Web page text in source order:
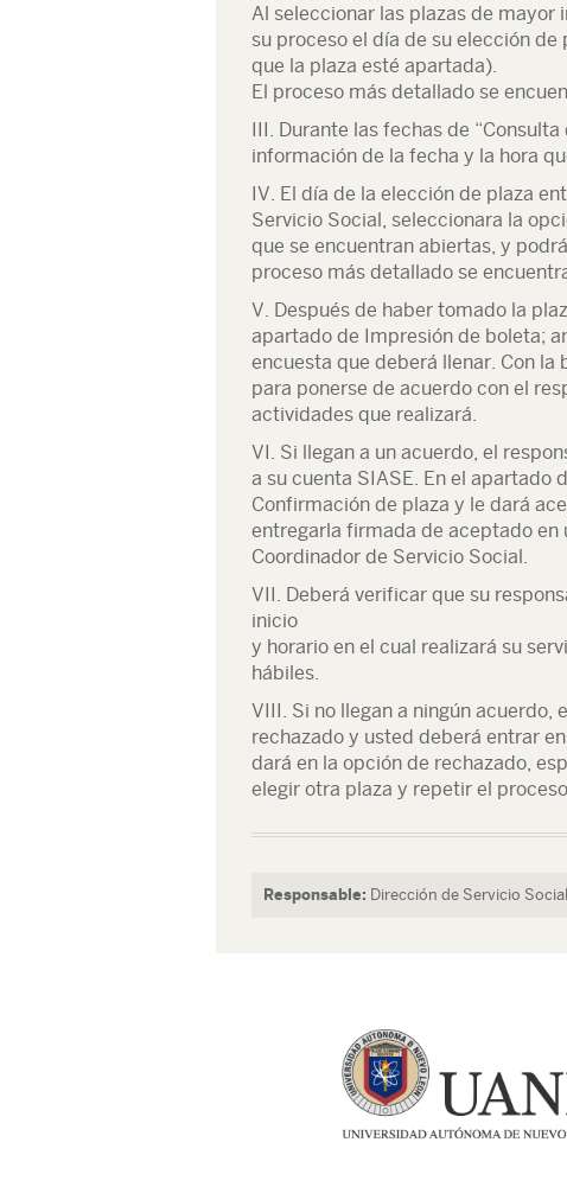
Al seleccionar las plazas de
su proceso el día de su elección
que la plaza esté apartada).
El proceso más detallado se
III. Durante las fechas de
información de la fecha y la hora
IV. El día de la elección de plaza
Servicio Social, seleccionara la
que se encuentran abiertas, y
proceso más detallado se
V. Después de haber tomado la
apartado de Impresión de boleta;
encuesta que deberá llenar. Con
para ponerse de acuerdo con el
actividades que realizará.
VI. Si llegan a un acuerdo, el
a su cuenta SIASE. En el apartado
Confirmación de plaza y le dará
entregarla firmada de aceptado en
Coordinador de Servicio Social.
VII. Deberá verificar que su
inicio
y horario en el cual realizará su
hábiles.
VIII. Si no llegan a ningún
rechazado y usted deberá entrar
dará en la opción de rechazado,
elegir otra plaza y repetir el
Responsable: Dirección de Servicio